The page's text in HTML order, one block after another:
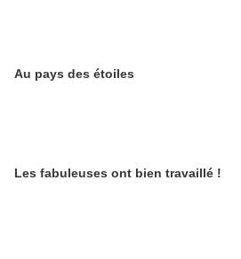
Au pays des étoiles
Les fabuleuses ont bien travaillé !